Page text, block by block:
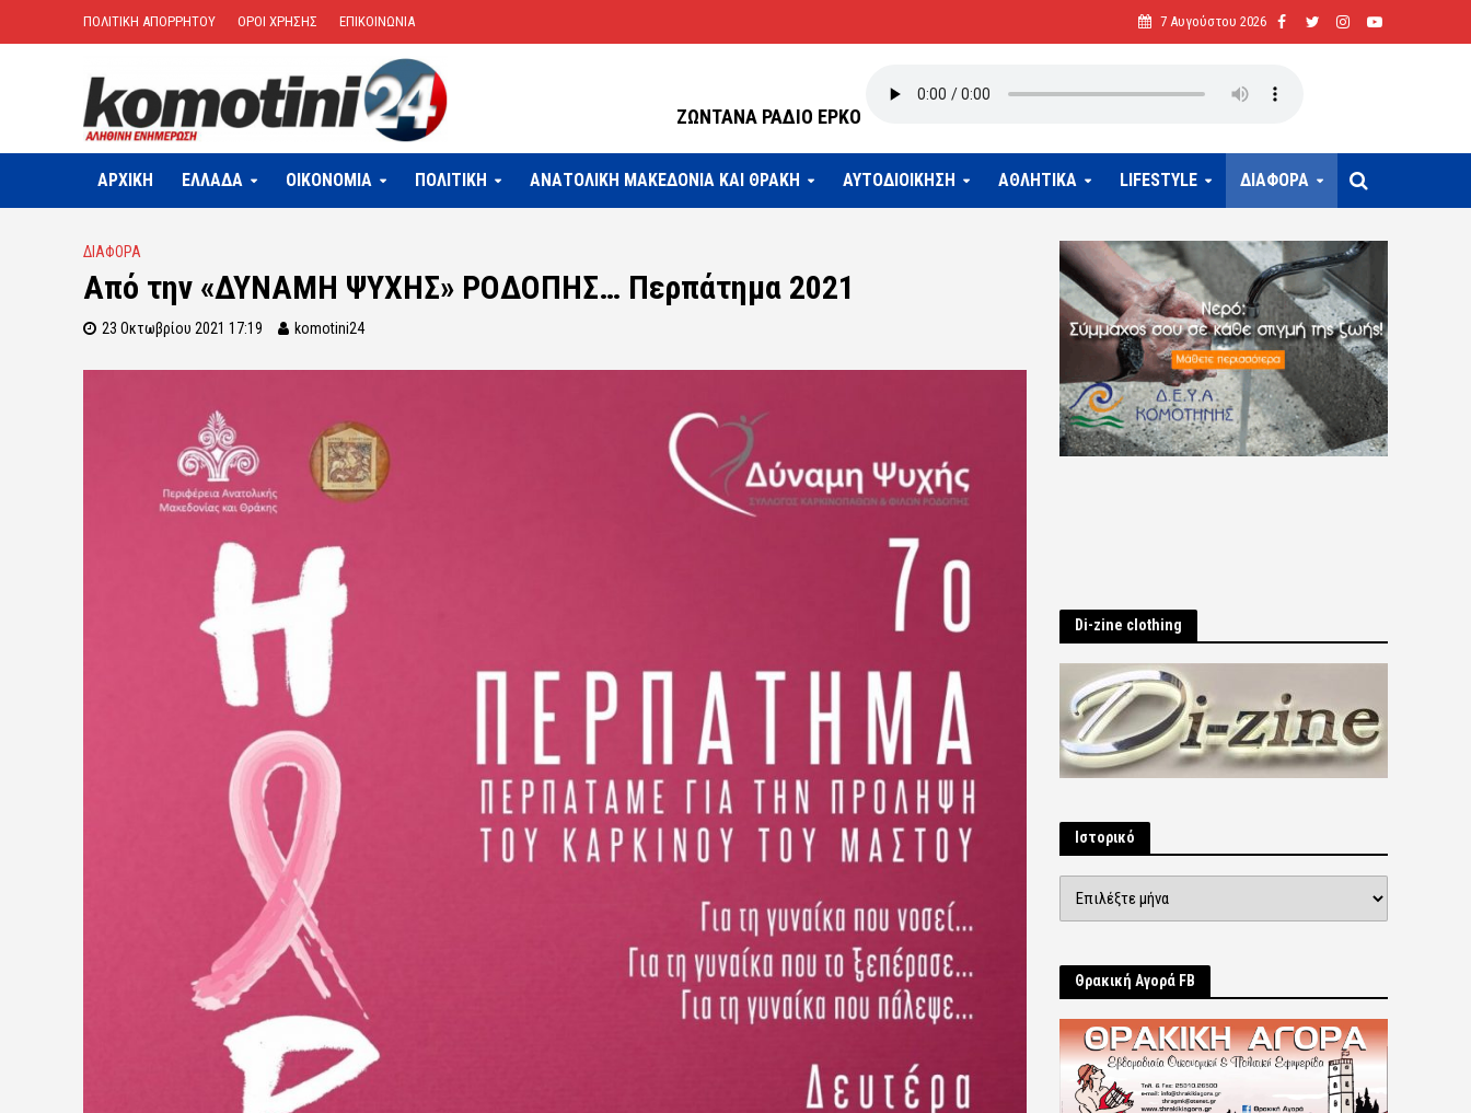
ΠΟΛΙΤΙΚΗ ΑΠΟΡΡΗΤΟΥ ΟΡΟΙ ΧΡΗΣΗΣ ΕΠΙΚΟΙΝΩΝΙΑ 7 Αυγούστου 2026
ΖΩΝΤΑΝΑ ΡΑΔΙΟ ΕΡΚΟ
ΑΡΧΙΚΗ ΕΛΛΑΔΑ OIKONOMIA ΠΟΛΙΤΙΚΗ ΑΝΑΤΟΛΙΚΗ ΜΑΚΕΔΟΝΙΑ ΚΑΙ ΘΡΑΚΗ ΑΥΤΟΔΙΟΙΚΗΣΗ ΑΘΛΗΤΙΚΑ LIFESTYLE ΔΙΑΦΟΡΑ
ΔΙΑΦΟΡΑ
Από την «ΔΥΝΑΜΗ ΨΥΧΗΣ» ΡΟΔΟΠΗΣ… Περπάτημα 2021
23 Οκτωβρίου 2021 17:19 komotini24
Di-zine clothing
Ιστορικό
Θρακική Αγορά FB